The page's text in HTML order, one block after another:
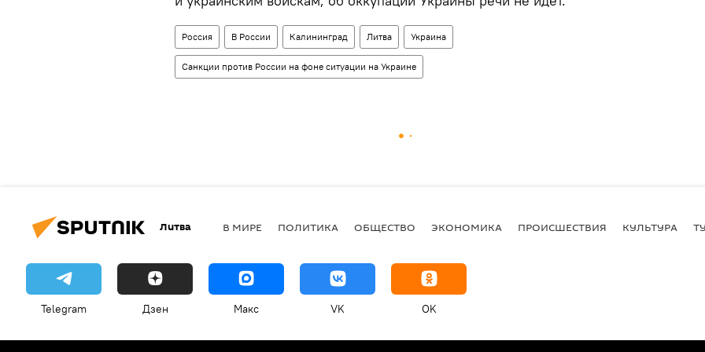
Россия В России Калининград Литва Украина
Санкции против России на фоне ситуации на Украине
Литва В МИРЕ ПОЛИТИКА ОБЩЕСТВО ЭКОНОМИКА ПРОИСШЕСТВИЯ КУЛЬТУРА
Telegram Дзен Макс VK OK